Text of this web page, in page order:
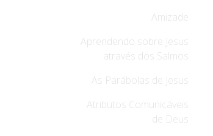
Amizade
Aprendendo sobre Jesus
através dos Salmos
As Parábolas de Jesus
Atributos Comunicáveis
de Deus